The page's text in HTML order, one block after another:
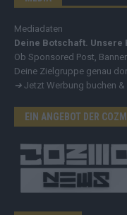
Mediadaten
Deine Botschaft. Unsere
Ob Sponsored Post,
Deine Zielgruppe genau
➔ Jetzt Werbung buchen
EIN ANGEBOT DER